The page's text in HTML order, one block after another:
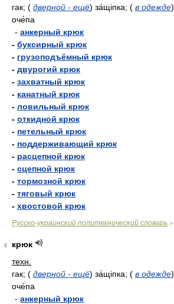
гак; ( дверной - ещё) за́щіпка; ( в одежде)
оче́па
- анкерный крюк
- буксирный крюк
- грузоподъёмный крюк
- двурогий крюк
- захватный крюк
- канатный крюк
- ловильный крюк
- откидной крюк
- петельный крюк
- поддерживающий крюк
- расцепной крюк
- сцепной крюк
- тормозной крюк
- тяговый крюк
- хвостовой крюк
Русско-украинский политехнический словарь >
4
крюк
техн.
гак; ( дверной - ещё) за́щіпка; ( в одежде)
оче́па
- анкерный крюк